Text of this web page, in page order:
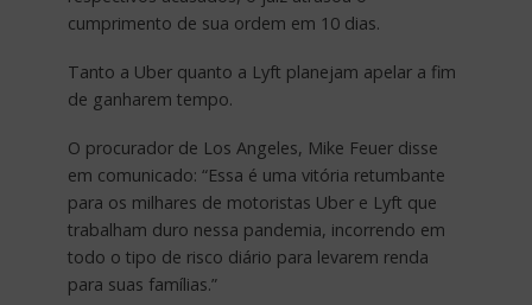
cumprimento de sua ordem em 10 dias.
Tanto a Uber quanto a Lyft planejam apelar a fim
de ganharem tempo.
O procurador de Los Angeles, Mike Feuer disse
em comunicado: “Essa é uma vitória retumbante
para os milhares de motoristas Uber e Lyft que
trabalham duro nessa pandemia, incorrendo em
todo o tipo de risco diário para levarem renda
para suas famílias.”